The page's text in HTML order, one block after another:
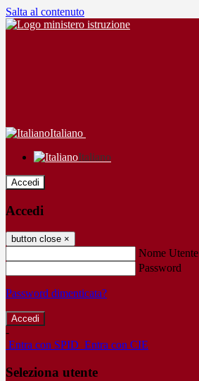
Salta al contenuto
Italiano
Italiano
Accedi
Accedi
button close ×
Nome Utente
Password
Password dimenticata?
-
Entra con SPID Entra con CIE
Seleziona utente